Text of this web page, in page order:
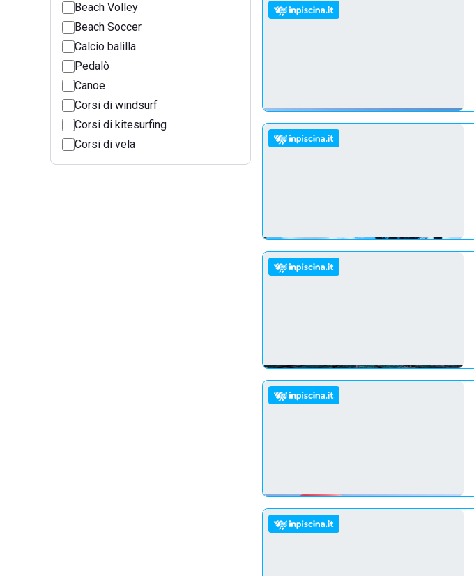
Beach Volley
Beach Soccer
Calcio balilla
Pedalò
Canoe
Corsi di windsurf
Corsi di kitesurfing
Corsi di vela